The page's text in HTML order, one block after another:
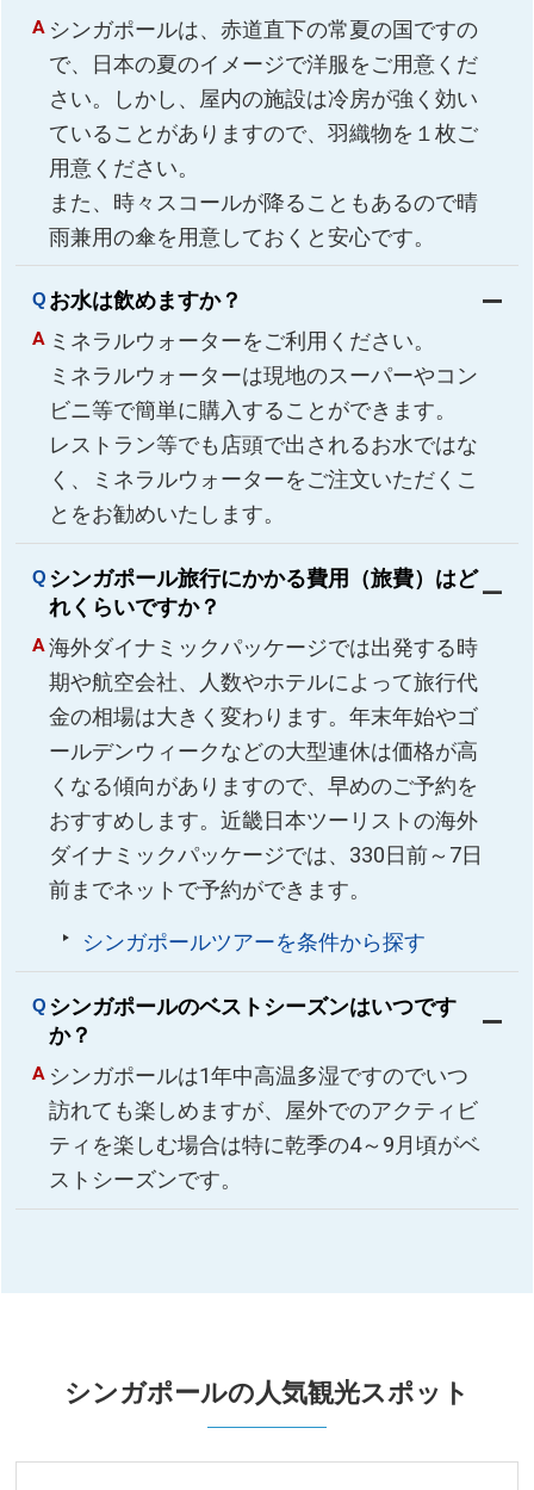
シンガポールは、赤道直下の常夏の国ですの
で、日本の夏のイメージで洋服をご用意くだ
さい。しかし、屋内の施設は冷房が強く効い
ていることがありますので、羽織物を１枚ご
用意ください。
また、時々スコールが降ることもあるので晴
雨兼用の傘を用意しておくと安心です。
お水は飲めますか？
ミネラルウォーターをご利用ください。
ミネラルウォーターは現地のスーパーやコン
ビニ等で簡単に購入することができます。
レストラン等でも店頭で出されるお水ではな
く、ミネラルウォーターをご注文いただくこ
とをお勧めいたします。
シンガポール旅行にかかる費用（旅費）はど
れくらいですか？
海外ダイナミックパッケージでは出発する時
期や航空会社、人数やホテルによって旅行代
金の相場は大きく変わります。年末年始やゴ
ールデンウィークなどの大型連休は価格が高
くなる傾向がありますので、早めのご予約を
おすすめします。近畿日本ツーリストの海外
ダイナミックパッケージでは、330日前～7日
前までネットで予約ができます。
シンガポールツアーを条件から探す
シンガポールのベストシーズンはいつです
か？
シンガポールは1年中高温多湿ですのでいつ
訪れても楽しめますが、屋外でのアクティビ
ティを楽しむ場合は特に乾季の4～9月頃がベ
ストシーズンです。
シンガポールの人気観光スポット